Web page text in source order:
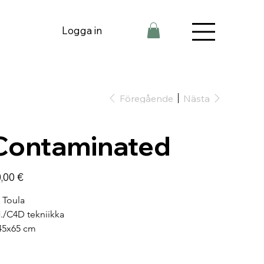
Logga in
Föregående Nästa
€
Toula
C4D tekniikka
cm